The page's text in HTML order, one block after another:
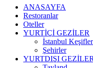
ANASAYFA
Restoranlar
Oteller
YURTİÇİ GEZİLER
İstanbul
Şehirler
YURTDIŞI GEZİLER